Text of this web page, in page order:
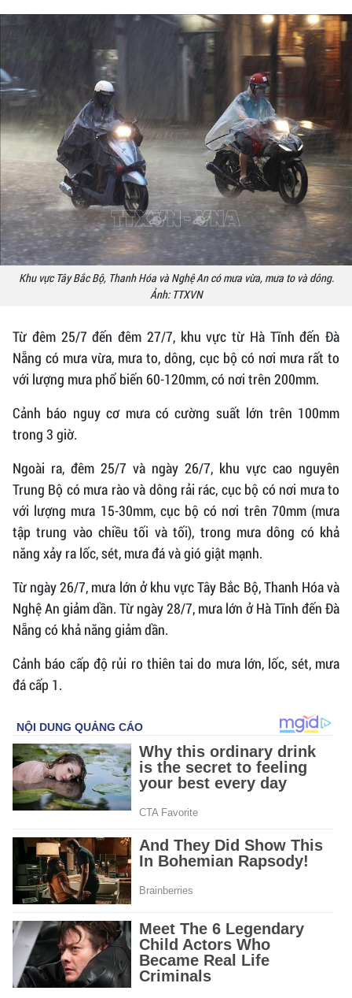
Khu vực Tây Bắc Bộ, Thanh Hóa và Nghệ An có mưa vừa, mưa to và dông.
Ảnh: TTXVN
Từ đêm 25/7 đến đêm 27/7, khu vực từ Hà Tĩnh đến Đà
Nẵng có mưa vừa, mưa to, dông, cục bộ có nơi mưa rất to
với lượng mưa phổ biến 60-120mm, có nơi trên 200mm.
Cảnh báo nguy cơ mưa có cường suất lớn trên 100mm
trong 3 giờ.
Ngoài ra, đêm 25/7 và ngày 26/7, khu vực cao nguyên
Trung Bộ có mưa rào và dông rải rác, cục bộ có nơi mưa to
với lượng mưa 15-30mm, cục bộ có nơi trên 70mm (mưa
tập trung vào chiều tối và tối), trong mưa dông có khả
năng xảy ra lốc, sét, mưa đá và gió giật mạnh.
Từ ngày 26/7, mưa lớn ở khu vực Tây Bắc Bộ, Thanh Hóa và
Nghệ An giảm dần. Từ ngày 28/7, mưa lớn ở Hà Tĩnh đến Đà
Nẵng có khả năng giảm dần.
Cảnh báo cấp độ rủi ro thiên tai do mưa lớn, lốc, sét, mưa
đá cấp 1.